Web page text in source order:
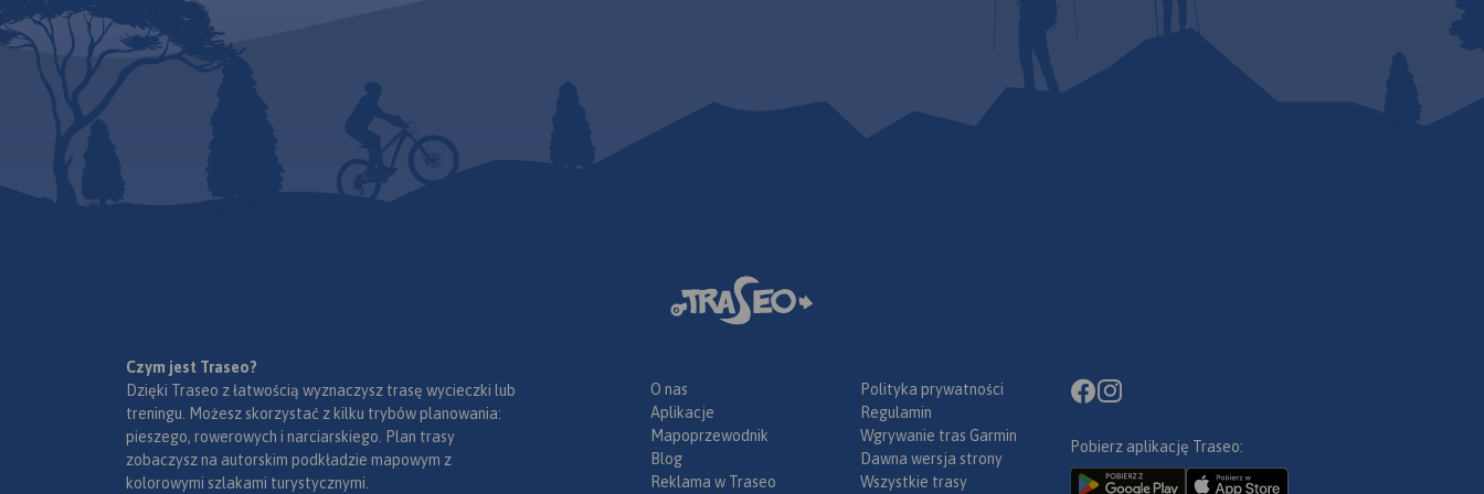
Czym jest Traseo?
Dzięki Traseo z łatwością wyznaczysz trasę wycieczki lub
treningu. Możesz skorzystać z kilku trybów planowania:
pieszego, rowerowych i narciarskiego. Plan trasy
zobaczysz na autorskim podkładzie mapowym z
kolorowymi szlakami turystycznymi.
O nas
Aplikacje
Mapoprzewodnik
Blog
Reklama w Traseo
Polityka prywatności
Regulamin
Wgrywanie tras Garmin
Dawna wersja strony
Wszystkie trasy
Pobierz aplikację Traseo: